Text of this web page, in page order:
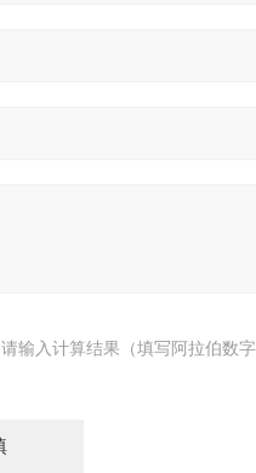
请输入计算结果（填写阿拉伯数